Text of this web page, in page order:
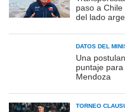
paso a
del lado
DATOS DEL
Una
puntaje
Mendoza
TORNEO